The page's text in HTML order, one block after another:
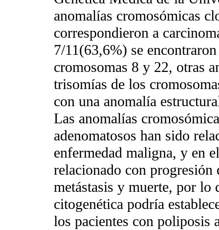
anomalías cromosómicas
correspondieron a
7/11(63,6%) se
cromosomas 8 y 22, otras
trisomías de los
con una anomalía
Las anomalías
adenomatosos han sido
enfermedad maligna, y en
relacionado con progresión
metástasis y muerte, por
citogenética podría
los pacientes con poliposis